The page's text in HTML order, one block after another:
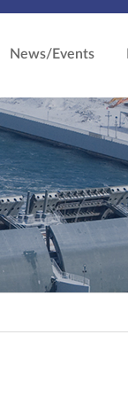
News/Events